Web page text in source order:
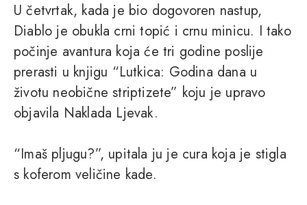
U četvrtak, kada je bio dogovoren nastup,
Diablo je obukla crni topić i crnu minicu. I tako
počinje avantura koja će tri godine poslije
prerasti u knjigu “Lutkica: Godina dana u
životu neobične striptizete” koju je upravo
objavila Naklada Ljevak.
“Imaš pljugu?”, upitala ju je cura koja je stigla
s koferom veličine kade.